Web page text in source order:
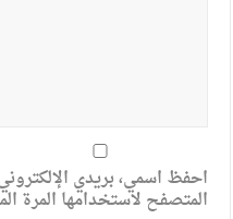
احفظ اسمي، بريدي
المتصفح لاستخدامها المرة